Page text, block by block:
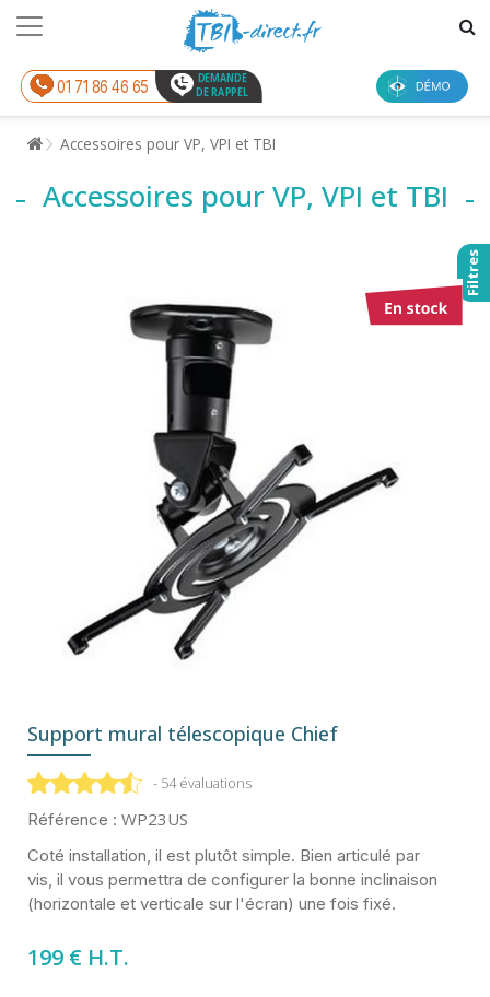
01 71 86 46 65
DEMANDE
DE RAPPEL
Accessoires pour VP, VPI et TBI
Accessoires pour VP, VPI et TBI
Filtres
Trier par :
Support mural télescopique Chief
- 54 évaluations
Référence : WP23US
Coté installation, il est plutôt simple. Bien articulé par
vis, il vous permettra de configurer la bonne inclinaison
(horizontale et verticale sur l'écran) une fois fixé.
199 € H.T.